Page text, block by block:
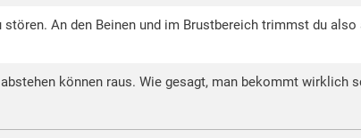
An den Beinen und im Brustbereich trimmst du also
können raus. Wie gesagt, man bekommt wirklich